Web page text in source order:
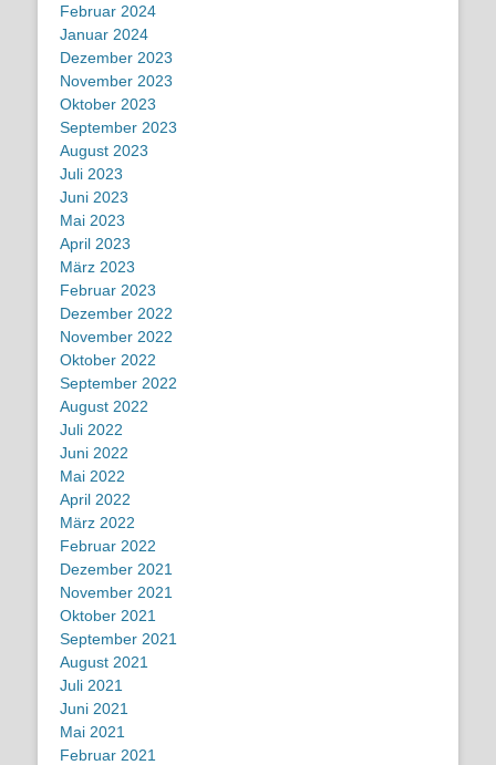
Februar 2024
Januar 2024
Dezember 2023
November 2023
Oktober 2023
September 2023
August 2023
Juli 2023
Juni 2023
Mai 2023
April 2023
März 2023
Februar 2023
Dezember 2022
November 2022
Oktober 2022
September 2022
August 2022
Juli 2022
Juni 2022
Mai 2022
April 2022
März 2022
Februar 2022
Dezember 2021
November 2021
Oktober 2021
September 2021
August 2021
Juli 2021
Juni 2021
Mai 2021
Februar 2021